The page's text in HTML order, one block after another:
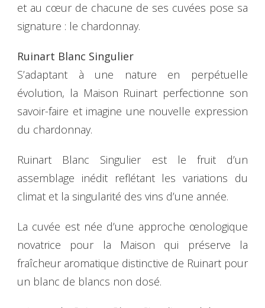
et au cœur de chacune de ses cuvées pose sa
signature : le chardonnay.
Ruinart Blanc Singulier
S’adaptant à une nature en perpétuelle
évolution, la Maison Ruinart perfectionne son
savoir-faire et imagine une nouvelle expression
du chardonnay.
Ruinart Blanc Singulier est le fruit d’un
assemblage inédit reflétant les variations du
climat et la singularité des vins d’une année.
La cuvée est née d’une approche œnologique
novatrice pour la Maison qui préserve la
fraîcheur aromatique distinctive de Ruinart pour
un blanc de blancs non dosé.